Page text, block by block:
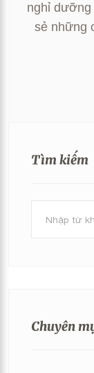
nghỉ dưỡng
sẻ những
Tìm kiếm
Chuyên